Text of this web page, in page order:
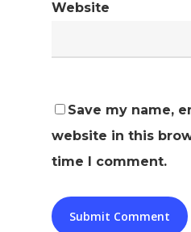
Website
Save my name,
website in this
time I comment.